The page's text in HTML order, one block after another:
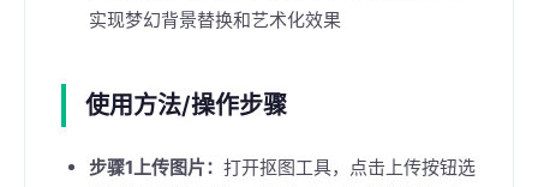
实现梦幻背景替换和艺术化效果
使用方法/操作步骤
步骤1上传图片： 打开抠图工具，点击上传按钮选